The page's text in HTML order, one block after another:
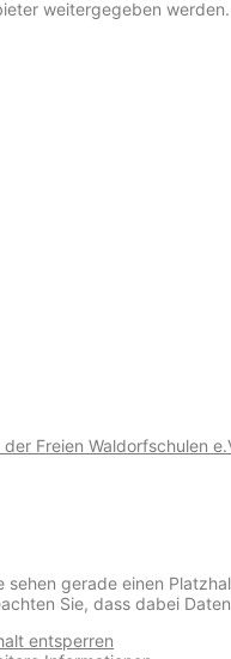
weitergegeben werden.
der Freien Waldorfschulen
sehen gerade einen
Sie, dass dabei
entsperren